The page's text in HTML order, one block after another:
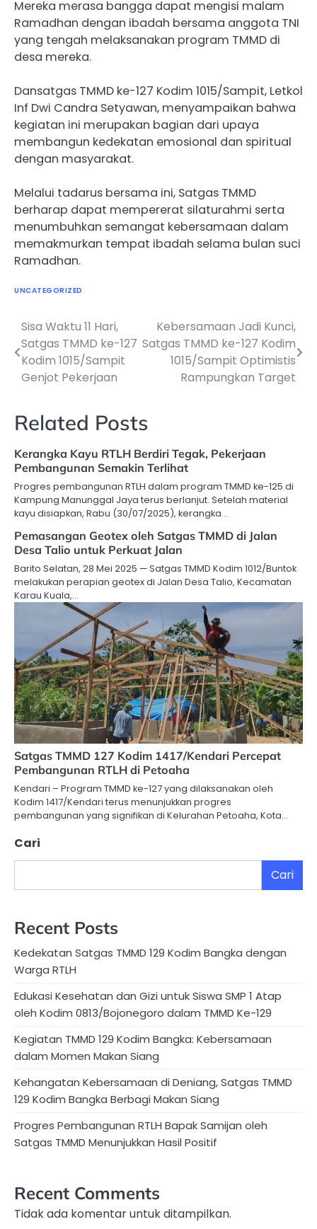
Mereka merasa bangga dapat mengisi malam
Ramadhan dengan ibadah bersama anggota TNI
yang tengah melaksanakan program TMMD di
desa mereka.
Dansatgas TMMD ke-127 Kodim 1015/Sampit, Letkol
Inf Dwi Candra Setyawan, menyampaikan bahwa
kegiatan ini merupakan bagian dari upaya
membangun kedekatan emosional dan spiritual
dengan masyarakat.
Melalui tadarus bersama ini, Satgas TMMD
berharap dapat mempererat silaturahmi serta
menumbuhkan semangat kebersamaan dalam
memakmurkan tempat ibadah selama bulan suci
Ramadhan.
UNCATEGORIZED
Navigasi
pos
Sisa Waktu 11 Hari,
Satgas TMMD ke-127
Kodim 1015/Sampit
Genjot Pekerjaan
Kebersamaan Jadi Kunci,
Satgas TMMD ke-127 Kodim
1015/Sampit Optimistis
Rampungkan Target
Related Posts
Kerangka Kayu RTLH Berdiri Tegak, Pekerjaan
Pembangunan Semakin Terlihat
Progres pembangunan RTLH dalam program TMMD ke-125 di
Kampung Manunggal Jaya terus berlanjut. Setelah material
kayu disiapkan, Rabu (30/07/2025), kerangka…
Pemasangan Geotex oleh Satgas TMMD di Jalan
Desa Talio untuk Perkuat Jalan
Barito Selatan, 28 Mei 2025 — Satgas TMMD Kodim 1012/Buntok
melakukan perapian geotex di Jalan Desa Talio, Kecamatan
Karau Kuala,…
Satgas TMMD 127 Kodim 1417/Kendari Percepat
Pembangunan RTLH di Petoaha
Kendari – Program TMMD ke-127 yang dilaksanakan oleh
Kodim 1417/Kendari terus menunjukkan progres
pembangunan yang signifikan di Kelurahan Petoaha, Kota…
Cari
Cari
Recent Posts
Kedekatan Satgas TMMD 129 Kodim Bangka dengan
Warga RTLH
Edukasi Kesehatan dan Gizi untuk Siswa SMP 1 Atap
oleh Kodim 0813/Bojonegoro dalam TMMD Ke-129
Kegiatan TMMD 129 Kodim Bangka: Kebersamaan
dalam Momen Makan Siang
Kehangatan Kebersamaan di Deniang, Satgas TMMD
129 Kodim Bangka Berbagi Makan Siang
Progres Pembangunan RTLH Bapak Samijan oleh
Satgas TMMD Menunjukkan Hasil Positif
Recent Comments
Tidak ada komentar untuk ditampilkan.